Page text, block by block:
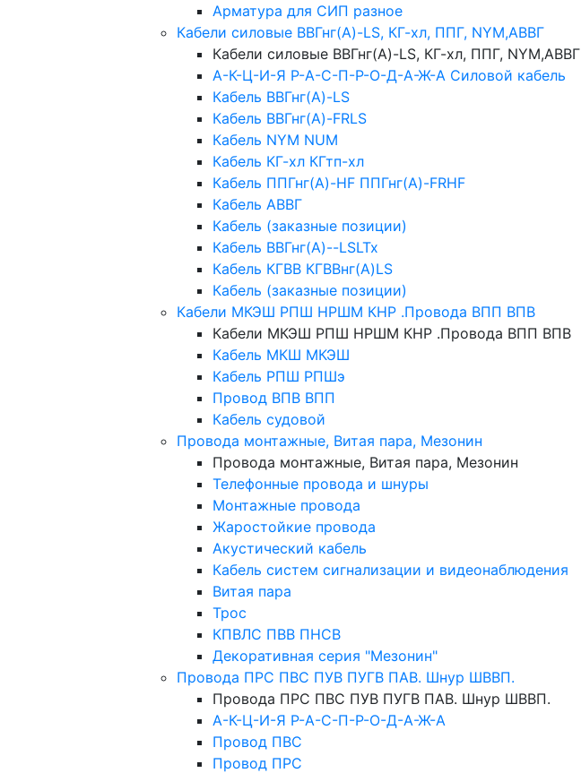
Арматура для СИП разное
Кабели силовые ВВГнг(А)-LS, КГ-хл, ППГ, NYM,АВВГ
Кабели силовые ВВГнг(А)-LS, КГ-хл, ППГ, NYM,АВВГ
А-К-Ц-И-Я Р-А-С-П-Р-О-Д-А-Ж-А Силовой кабель
Кабель ВВГнг(А)-LS
Кабель ВВГнг(А)-FRLS
Кабель NYM NUM
Кабель КГ-хл КГтп-хл
Кабель ППГнг(А)-HF ППГнг(А)-FRHF
Кабель АВВГ
Кабель (заказные позиции)
Кабель ВВГнг(А)--LSLTx
Кабель КГВВ КГВВнг(А)LS
Кабель (заказные позиции)
Кабели МКЭШ РПШ НРШМ КНР .Провода ВПП ВПВ
Кабели МКЭШ РПШ НРШМ КНР .Провода ВПП ВПВ
Кабель МКШ МКЭШ
Кабель РПШ РПШэ
Провод ВПВ ВПП
Кабель судовой
Провода монтажные, Витая пара, Мезонин
Провода монтажные, Витая пара, Мезонин
Телефонные провода и шнуры
Монтажные провода
Жаростойкие провода
Акустический кабель
Кабель систем сигнализации и видеонаблюдения
Витая пара
Трос
КПВЛС ПВВ ПНСВ
Декоративная серия "Мезонин"
Провода ПРС ПВС ПУВ ПУГВ ПАВ. Шнур ШВВП.
Провода ПРС ПВС ПУВ ПУГВ ПАВ. Шнур ШВВП.
А-К-Ц-И-Я Р-А-С-П-Р-О-Д-А-Ж-А
Провод ПВС
Провод ПРС